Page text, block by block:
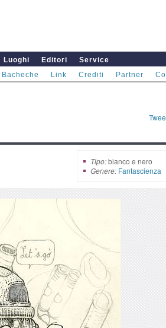
Luoghi Editori
Service
Bacheche Link Crediti Partner
Tipo:bianco e nero
Genere: Fantascienza